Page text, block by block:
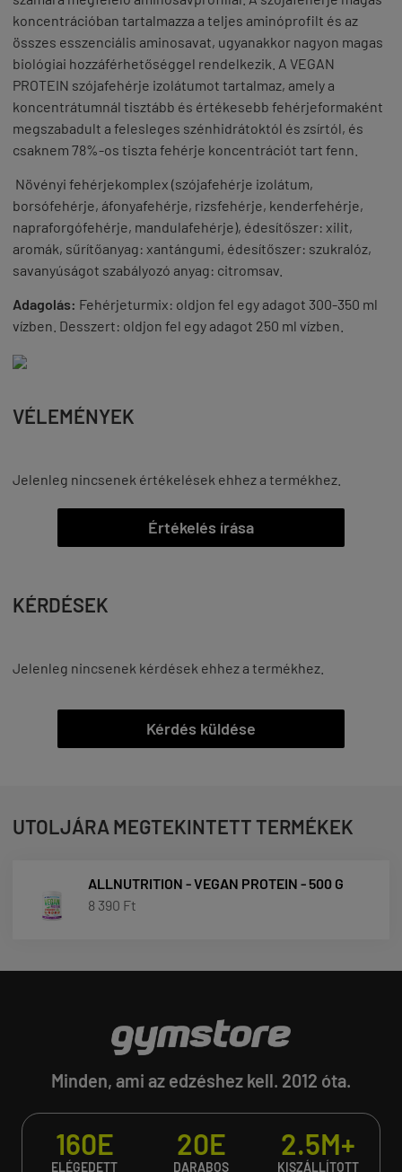
koncentrációban tartalmazza a teljes aminóprofilt és az
összes esszenciális aminosavat, ugyanakkor nagyon magas
biológiai hozzáférhetőséggel rendelkezik. A VEGAN
PROTEIN szójafehérje izolátumot tartalmaz, amely a
koncentrátumnál tisztább és értékesebb fehérjeformaként
megszabadult a felesleges szénhidrátoktól és zsírtól, és
csaknem 78%-os tiszta fehérje koncentrációt tart fenn.
Növényi fehérjekomplex (szójafehérje izolátum,
borsófehérje, áfonyafehérje, rizsfehérje, kenderfehérje,
napraforgófehérje, mandulafehérje), édesítőszer: xilit,
aromák, sűrítőanyag: xantángumi, édesítőszer: szukralóz,
savanyúságot szabályozó anyag: citromsav.
Adagolás: Fehérjeturmix: oldjon fel egy adagot 300-350 ml
vízben. Desszert: oldjon fel egy adagot 250 ml vízben.
VÉLEMÉNYEK
Jelenleg nincsenek értékelések ehhez a termékhez.
Értékelés írása
KÉRDÉSEK
Jelenleg nincsenek kérdések ehhez a termékhez.
Kérdés küldése
UTOLJÁRA MEGTEKINTETT TERMÉKEK
ALLNUTRITION - VEGAN PROTEIN - 500 G
8 390 Ft
Minden, ami az edzéshez kell. 2012 óta.
160E
ELÉGEDETT
20E
DARABOS
2.5M+
KISZÁLLÍTOTT